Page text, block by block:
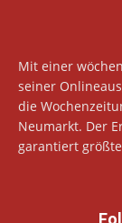
Mit einer
seiner
die
Neumarkt. Der
garantiert